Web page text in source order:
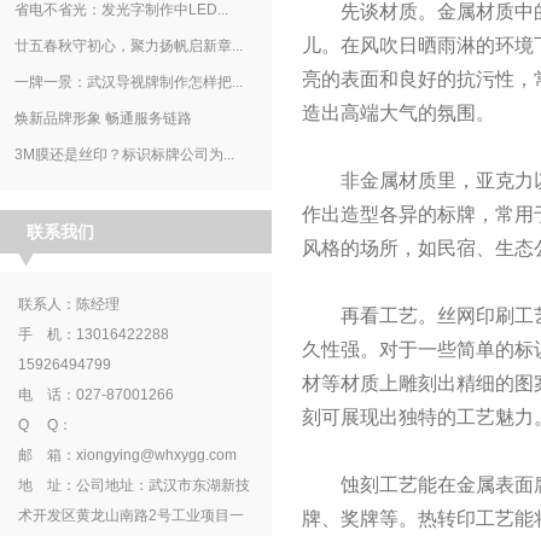
先谈材质。金属材质中的
儿。在风吹日晒雨淋的环
亮的表面和良好的抗污性
造出高端大气的氛围。
非金属材质里，亚克力以
作出造型各异的标牌，常
风格的场所，如民宿、生
再看工艺。丝网印刷工艺
久性强。对于一些简单的
材等材质上雕刻出精细的
刻可展现出独特的工艺魅力
蚀刻工艺能在金属表面腐
牌、奖牌等。热转印工艺
省电不省光：发光字制作中LED...
廿五春秋守初心，聚力扬帆启新章...
一牌一景：武汉导视牌制作怎样把...
焕新品牌形象 畅通服务链路
3M膜还是丝印？标识标牌公司为...
联系我们
联系人：陈经理
手 机：13016422288
15926494799
电 话：027-87001266
Q Q：
邮 箱：xiongying@whxygg.com
地 址：公司地址：武汉市东湖新技
术开发区黄龙山南路2号工业项目一